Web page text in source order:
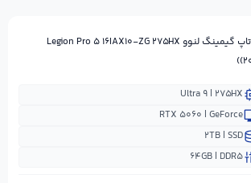
لپ تاپ گیمینگ لنوو Legion Pro ۵ ۱۶IAX۱۰-ZG ۲۷۵HX
Ultra ۹ | ۲۷۵HX
RTX ۵۰۶۰ | GeForce
۲TB | SSD
۶۴GB | DDR۵